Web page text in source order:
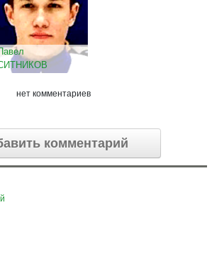
нет комментариев
комментарий